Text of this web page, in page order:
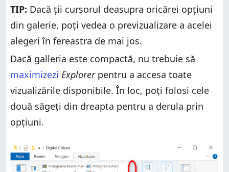
TIP: Dacă ții cursorul deasupra oricărei opțiuni
din galerie, poți vedea o previzualizare a acelei
alegeri în fereastra de mai jos.
Dacă galleria este compactă, nu trebuie să
maximizezi Explorerpentru a accesa toate
vizualizările disponibile. În loc, poți folosi cele
două săgeți din dreapta pentru a derula prin
opțiuni.